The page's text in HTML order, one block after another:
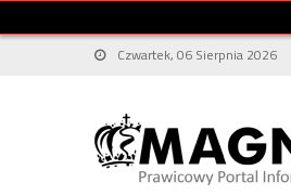
Czwartek, 06 Sierpnia 2026